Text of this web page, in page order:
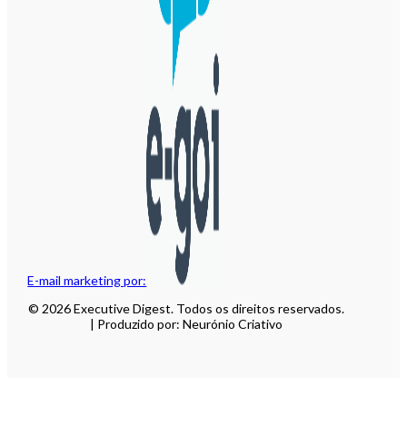
E-mail marketing por:
© 2026 Executive Digest. Todos os direitos reservados.
| Produzido por: Neurónio Criativo